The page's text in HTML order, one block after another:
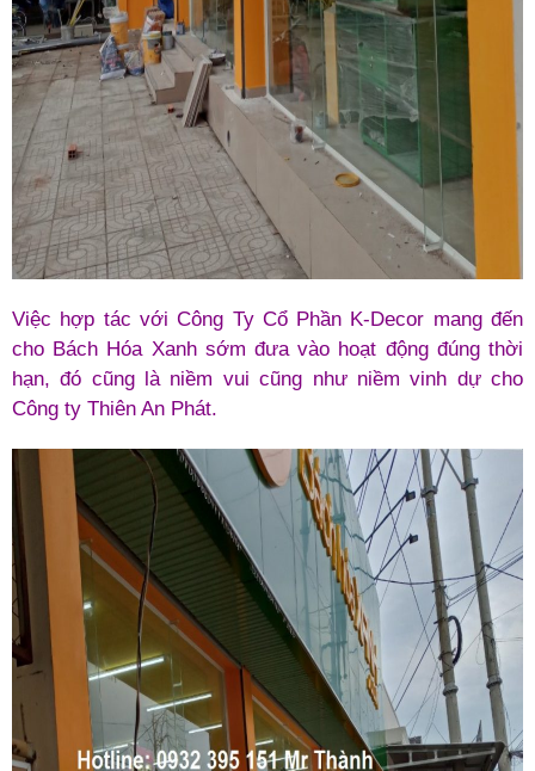
Việc hợp tác với Công Ty Cổ Phần K-Decor mang đến
cho Bách Hóa Xanh sớm đưa vào hoạt động đúng thời
hạn, đó cũng là niềm vui cũng như niềm vinh dự cho
Công ty Thiên An Phát.